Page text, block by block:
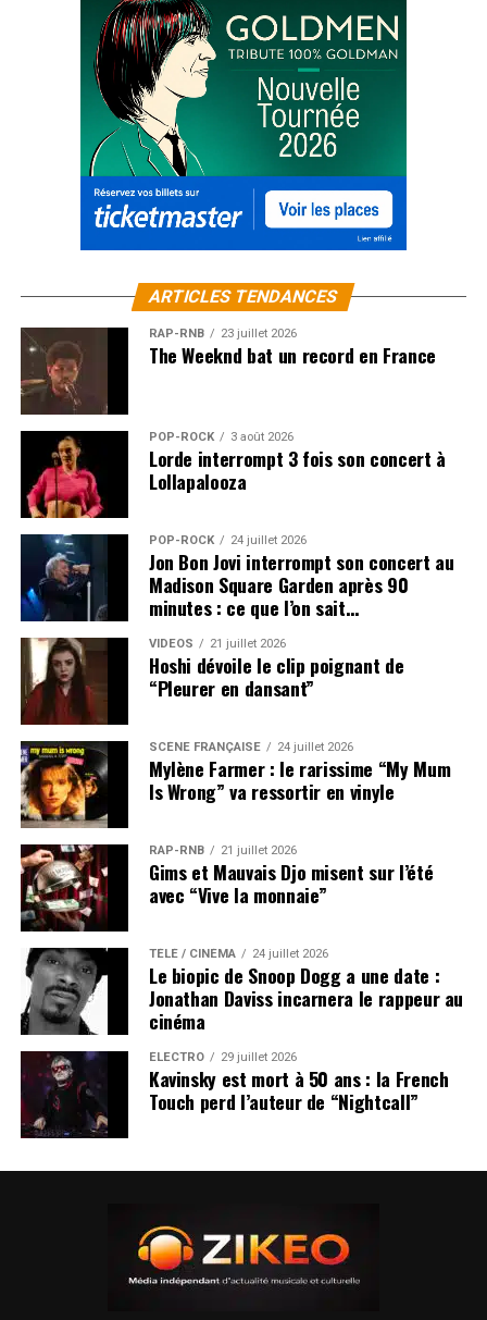
ARTICLES TENDANCES
RAP-RNB 23 juillet 2026
The Weeknd bat un record en France
POP-ROCK 3 août 2026
Lorde interrompt 3 fois son concert à
Lollapalooza
POP-ROCK 24 juillet 2026
Jon Bon Jovi interrompt son concert au
Madison Square Garden après 90
minutes : ce que l’on sait…
VIDEOS 21 juillet 2026
Hoshi dévoile le clip poignant de
“Pleurer en dansant”
SCÈNE FRANÇAISE 24 juillet 2026
Mylène Farmer : le rarissime “My Mum
Is Wrong” va ressortir en vinyle
RAP-RNB 21 juillet 2026
Gims et Mauvais Djo misent sur l’été
avec “Vive la monnaie”
TÉLÉ / CINÉMA 24 juillet 2026
Le biopic de Snoop Dogg a une date :
Jonathan Daviss incarnera le rappeur au
cinéma
ÉLECTRO 29 juillet 2026
Kavinsky est mort à 50 ans : la French
Touch perd l’auteur de “Nightcall”